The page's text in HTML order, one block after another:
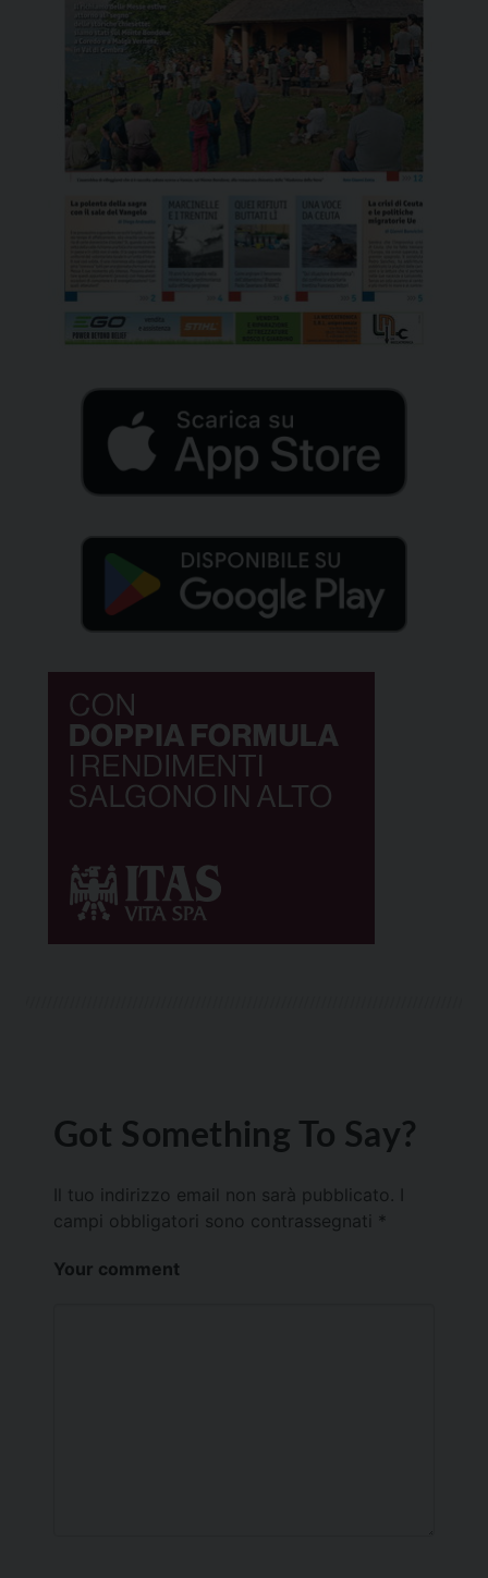
Got Something To Say?
Il tuo indirizzo email non sarà pubblicato.
campi obbligatori sono contrassegnati *
Your comment